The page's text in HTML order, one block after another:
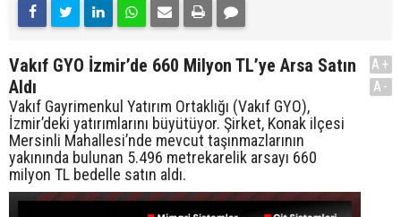
Vakıf GYO İzmir’de 660 Milyon TL’ye Arsa Satın
Aldı
Vakıf Gayrimenkul Yatırım Ortaklığı (Vakıf GYO),
İzmir’deki yatırımlarını büyütüyor. Şirket, Konak ilçesi
Mersinli Mahallesi’nde mevcut taşınmazlarının
yakınında bulunan 5.496 metrekarelik arsayı 660
milyon TL bedelle satın aldı.
A+
A-